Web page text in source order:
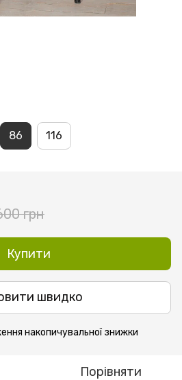
86 116
грн
Купити
швидко
накопичувальної знижки
Порівняти